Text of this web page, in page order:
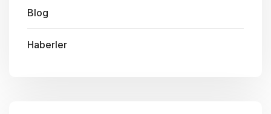
Blog
Haberler